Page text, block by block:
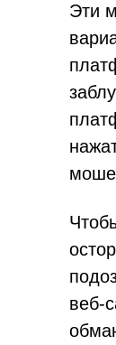
Эти
веб-